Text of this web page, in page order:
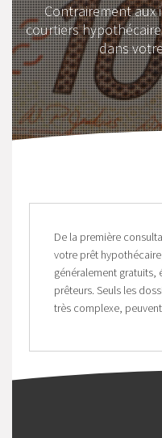
Contrairement aux
courtiers
dans
De la première
votre prêt
généralement gratuits,
prêteurs. Seuls les
très complexe,